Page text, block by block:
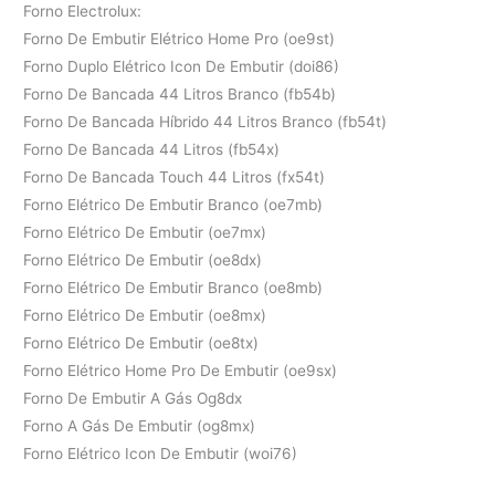
Forno Electrolux:
Forno De Embutir Elétrico Home Pro (oe9st)
Forno Duplo Elétrico Icon De Embutir (doi86)
Forno De Bancada 44 Litros Branco (fb54b)
Forno De Bancada Híbrido 44 Litros Branco (fb54t)
Forno De Bancada 44 Litros (fb54x)
Forno De Bancada Touch 44 Litros (fx54t)
Forno Elétrico De Embutir Branco (oe7mb)
Forno Elétrico De Embutir (oe7mx)
Forno Elétrico De Embutir (oe8dx)
Forno Elétrico De Embutir Branco (oe8mb)
Forno Elétrico De Embutir (oe8mx)
Forno Elétrico De Embutir (oe8tx)
Forno Elétrico Home Pro De Embutir (oe9sx)
Forno De Embutir A Gás Og8dx
Forno A Gás De Embutir (og8mx)
Forno Elétrico Icon De Embutir (woi76)